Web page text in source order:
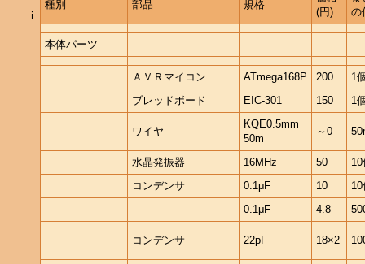
種別 部品 規格
(円)
の
本体パーツ
ＡＶＲマイコン ATmega168P 200
1
ブレッドボード
EIC-301 150 1
ワイヤ
KQE0.5mm
50m
～0
水晶発振器 16MHz 50
10
コンデンサ
0.1μF 10
10
0.1μF
4.8
コンデンサ 22pF 18×2